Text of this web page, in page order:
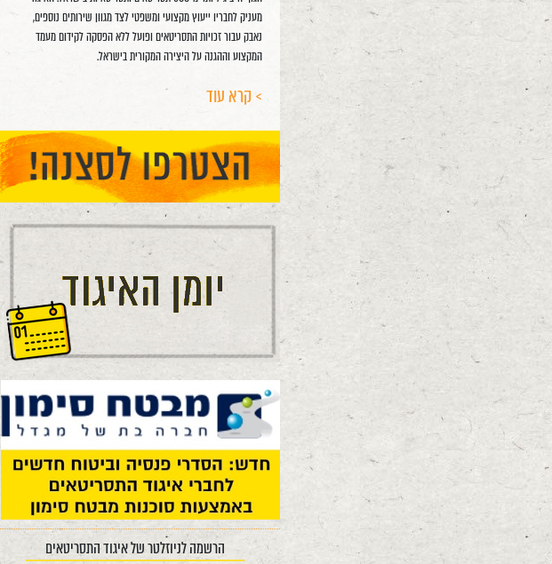
מעניק לחבריו ייעוץ מקצועי ומשפטי לצד מגוון שירותים נוספים,
נאבק עבור זכויות התסריטאים ופועל ללא הפסקה לקידום מעמד
המקצוע וההגנה על היצירה המקורית בישראל.
> קרא עוד
הרשמה לניוזלטר של איגוד התסריטאים